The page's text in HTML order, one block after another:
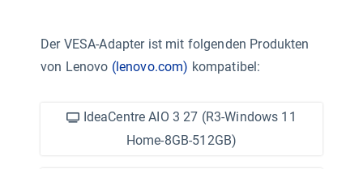
Der VESA-Adapter ist mit folgenden Produkten
von Lenovo (lenovo.com) kompatibel:
IdeaCentre AIO 3 27 (R3-Windows 11
Home-8GB-512GB)